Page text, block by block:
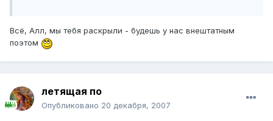
Всё, Алл, мы тебя раскрыли - будешь у нас внештатным
поэтом
летящая по
Опубликовано 20 декабря, 2007